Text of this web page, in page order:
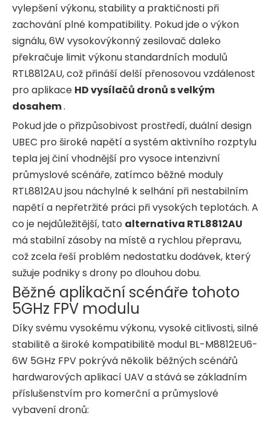
vylepšení výkonu, stability a praktičnosti při
zachování plné kompatibility. Pokud jde o výkon
signálu, 6W vysokovýkonný zesilovač daleko
překračuje limit výkonu standardních modulů
RTL8812AU, což přináší delší přenosovou vzdálenost
pro aplikace HD vysílačů dronů s velkým
dosahem.
Pokud jde o přizpůsobivost prostředí, duální design
UBEC pro široké napětí a systém aktivního rozptylu
tepla jej činí vhodnější pro vysoce intenzivní
průmyslové scénáře, zatímco běžné moduly
RTL8812AU jsou náchylné k selhání při nestabilním
napětí a nepřetržité práci při vysokých teplotách. A
co je nejdůležitější, tato alternativa RTL8812AU
má stabilní zásoby na místě a rychlou přepravu,
což zcela řeší problém nedostatku dodávek, který
sužuje podniky s drony po dlouhou dobu.
Běžné aplikační scénáře tohoto
5GHz FPV modulu
Díky svému vysokému výkonu, vysoké citlivosti, silné
stabilitě a široké kompatibilitě modul BL-M8812EU6-
6W 5GHz FPV pokrývá několik běžných scénářů
hardwarových aplikací UAV a stává se základním
příslušenstvím pro komerční a průmyslové
vybavení dronů: